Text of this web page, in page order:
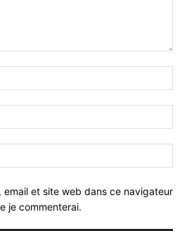
:*
:*
:
email et site web dans ce navigateur
je commenterai.